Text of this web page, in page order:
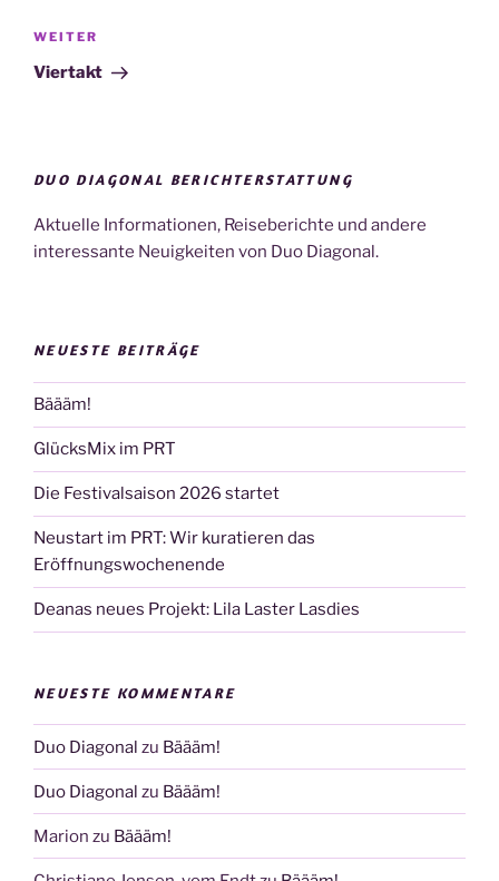
Nächster
Beitrag
WEITER
Viertakt
DUO DIAGONAL BERICHTERSTATTUNG
Aktuelle Informationen, Reiseberichte und andere
interessante Neuigkeiten von Duo Diagonal.
NEUESTE BEITRÄGE
Bäääm!
GlücksMix im PRT
Die Festivalsaison 2026 startet
Neustart im PRT: Wir kuratieren das
Eröffnungswochenende
Deanas neues Projekt: Lila Laster Lasdies
NEUESTE KOMMENTARE
Duo Diagonal zu Bäääm!
Duo Diagonal zu Bäääm!
Marion zu Bäääm!